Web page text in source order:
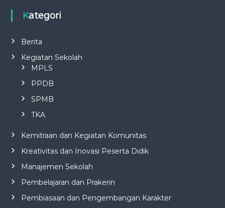
Kategori
Berita
Kegiatan Sekolah
MPLS
PPDB
SPMB
TKA
Kemitraan dan Kegiatan Komunitas
Kreativitas dan Inovasi Peserta Didik
Manajemen Sekolah
Pembelajaran dan Prakerin
Pembiasaan dan Pengembangan Karakter